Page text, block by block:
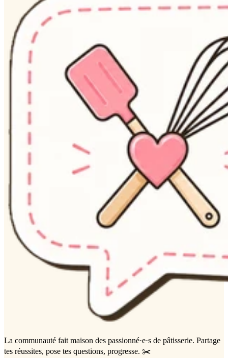
La communauté fait maison des passionné·e·s de pâtisserie. Partage
tes réussites, pose tes questions, progresse. ✂️